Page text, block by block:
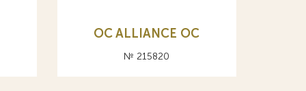
OC ALLIANCE ОС
№ 215820